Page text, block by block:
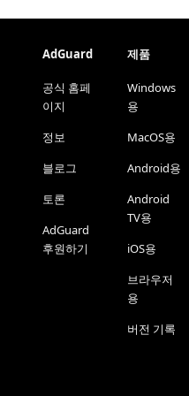
AdGuard
공식 홈페
이지
정보
블로그
토론
AdGuard
후원하기
제품
Windows
용
MacOS용
Android용
Android
TV용
iOS용
브라우저
용
버전 기록